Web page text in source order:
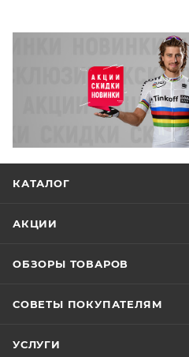
КАТАЛОГ
АКЦИИ
ОБЗОРЫ ТОВАРОВ
СОВЕТЫ ПОКУПАТЕЛЯМ
УСЛУГИ